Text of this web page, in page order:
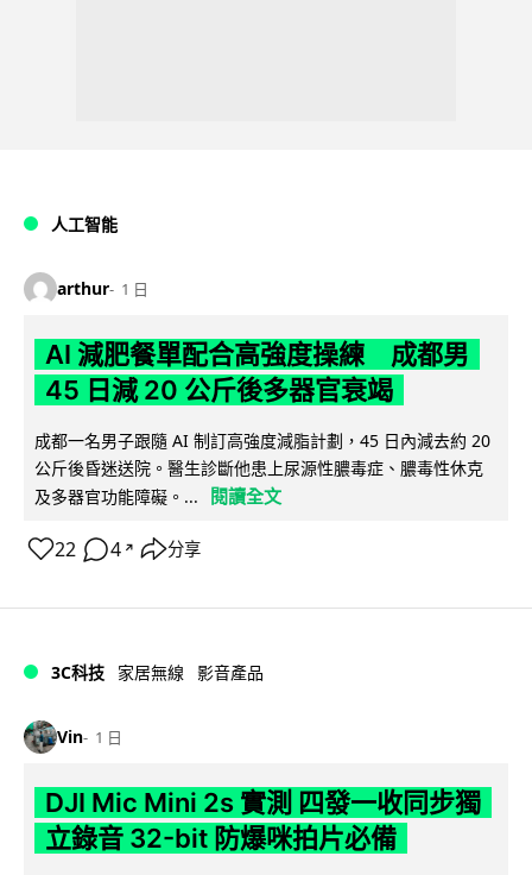
人工智能
arthur 1 日
AI 減肥餐單配合高強度操練 成都男
45 日減 20 公斤後多器官衰竭
成都一名男子跟隨 AI 制訂高強度減脂計劃，45 日內減去約 20
公斤後昏迷送院。醫生診斷他患上尿源性膿毒症、膿毒性休克
及多器官功能障礙。...
閱讀全文
22 4 ↗ 分享
3C科技 家居無線 影音產品
Vin 1 日
DJI Mic Mini 2s 實測 四發一收同步獨
立錄音 32-bit 防爆咪拍片必備